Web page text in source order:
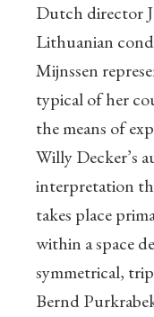
Dutch director
Lithuanian
Mijnssen
typical of her
the means of
Willy Decker’s
interpretation
takes place
within a space
symmetrical,
Bernd